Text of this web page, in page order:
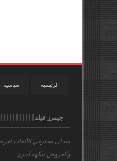
سياسية الرئيسية
جيمرز فيلد
ميدان محترفي الألعاب
والعروض بنكهة اخري